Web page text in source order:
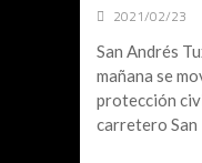
2021/02/23
San Andrés
mañana se
protección
carretero San